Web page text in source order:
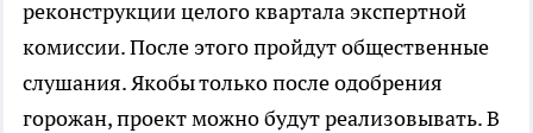
реконструкции целого квартала экспертной
комиссии. После этого пройдут общественные
слушания. Якобы только после одобрения
горожан, проект можно будут реализовывать. В